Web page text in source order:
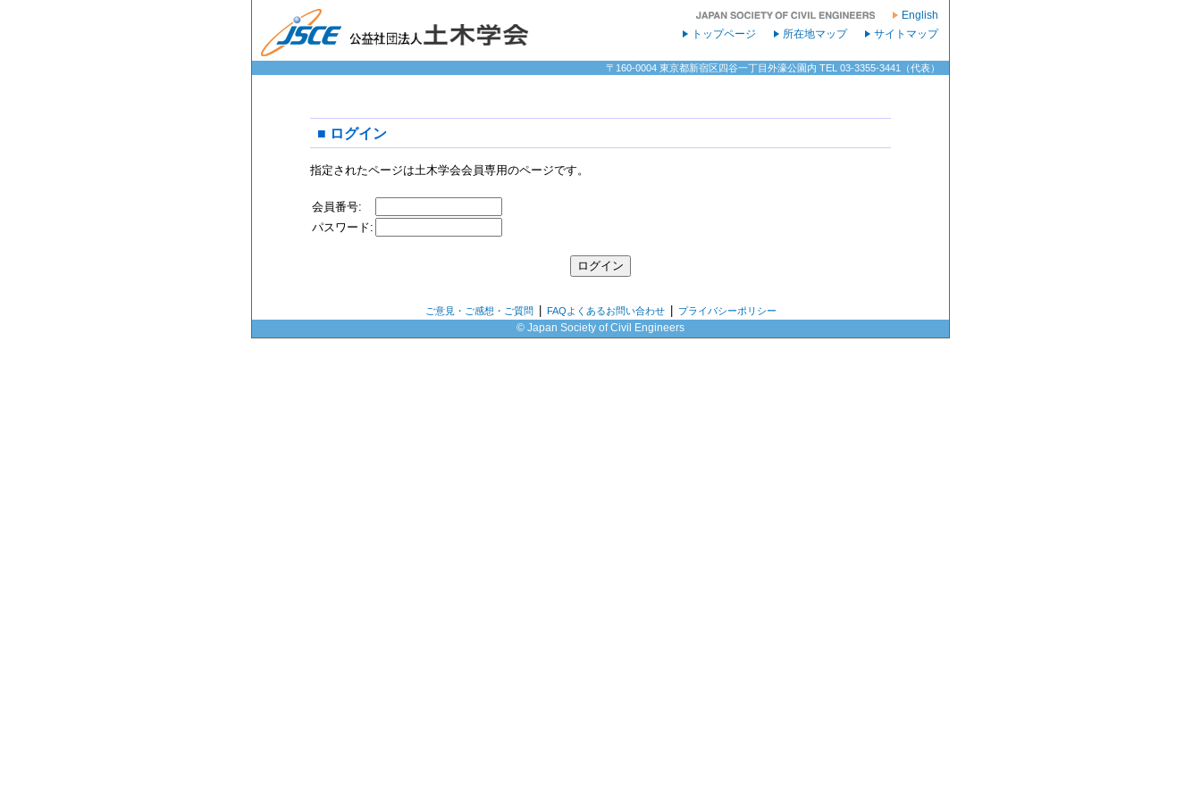
English
サイトマップ
所在地マップ
トップページ
〒160-0004 東京都新宿区四谷一丁目外濠公園内 TEL 03-3355-3441（代表）
■ ログイン
指定されたページは土木学会会員専用のページです。
会員番号:
パスワード:
ご意見・ご感想・ご質問 FAQよくあるお問い合わせ プライバシーポリシー
© Japan Society of Civil Engineers